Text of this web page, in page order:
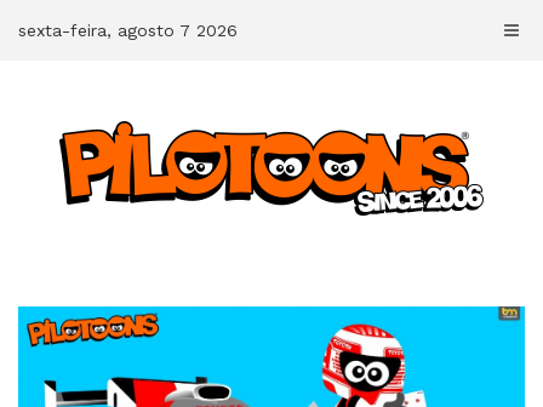
sexta-feira, agosto 7 2026